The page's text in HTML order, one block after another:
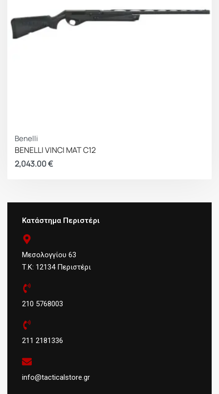
Benelli
BENELLI VINCI MAT C12
2,043.00€
Κατάστημα Περιστέρι
Μεσολογγίου 63
Τ.Κ: 12134 Περιστέρι
210 5768003
211 2181336
info@tacticalstore.gr